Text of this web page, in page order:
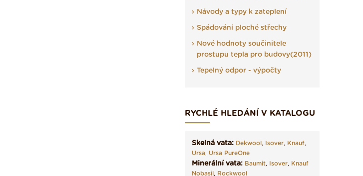
Návody a typy k zateplení
Spádování ploché střechy
Nové hodnoty součinitele
prostupu tepla pro budovy(2011)
Tepelný odpor - výpočty
RYCHLÉ HLEDÁNÍ V KATALOGU
Skelná vata: Dekwool, Isover, Knauf,
Ursa, Ursa PureOne
Minerální vata: Baumit, Isover, Knauf
Nobasil, Rockwool